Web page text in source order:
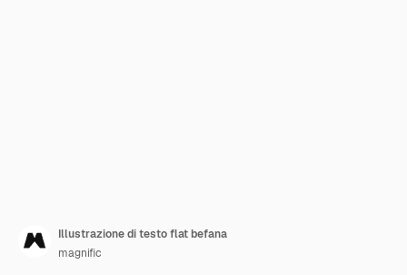
Illustrazione di testo flat befana
magnific